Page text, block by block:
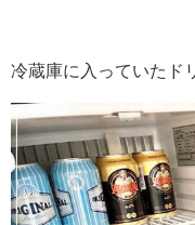
冷蔵庫に入っていたド